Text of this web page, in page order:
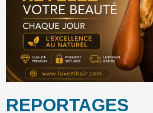
REPORTAGES